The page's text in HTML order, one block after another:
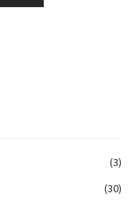
44,85 €
(3)
(30)